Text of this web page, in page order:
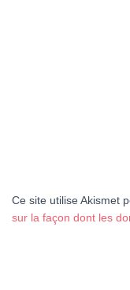
Ce site utilise Akismet
sur la façon dont les